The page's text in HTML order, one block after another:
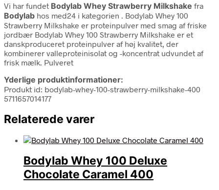
Vi har fundet Bodylab Whey Strawberry Milkshake fra
Bodylab hos med24 i kategorien . Bodylab Whey 100
Strawberry Milkshake er proteinpulver med smag af friske
jordbær Bodylab Whey 100 Strawberry Milkshake er et
danskproduceret proteinpulver af høj kvalitet, der
kombinerer valleproteinisolat og -koncentrat udvundet af
frisk mælk. Pulveret
Yderlige produktinformationer:
Produkt id: bodylab-whey-100-strawberry-milkshake-400
5711657014177
Relaterede varer
Bodylab Whey 100 Deluxe
Chocolate Caramel 400